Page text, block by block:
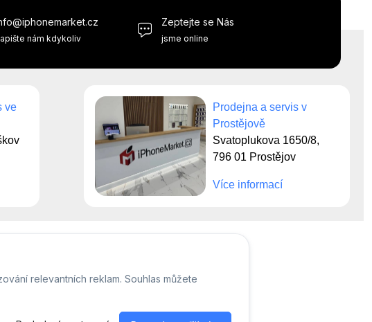
relevantních reklam. Souhlas můžete
nám kdykoliv
Zeptejte se Nás
jsme online
ve
Prodejna a servis v
Prostějově
Svatoplukova 1650/8,
796 01 Prostějov
Více informací